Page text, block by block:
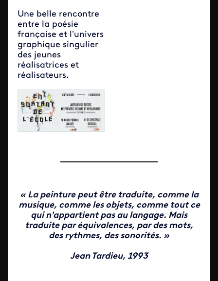
Une belle rencontre
entre la poésie
française et l’univers
graphique singulier
des jeunes
réalisatrices et
réalisateurs.
« La peinture peut être traduite, comme la
musique, comme les objets, comme tout ce
qui n'appartient pas au langage. Mais
traduite par équivalences, par des mots,
des rythmes, des sonorités. »
Jean Tardieu, 1993